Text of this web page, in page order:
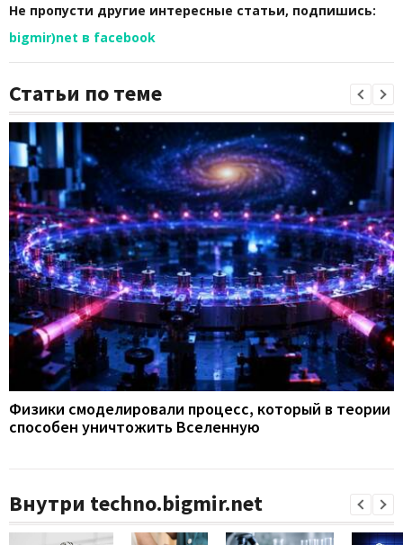
Не пропусти другие интересные статьи, подпишись:
bigmir)net в facebook
Статьи по теме
Физики смоделировали процесс, который в теории
способен уничтожить Вселенную
Внутри techno.bigmir.net